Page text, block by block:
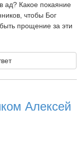
ад? Какое покаяние
чтобы Бог
прощение за эти
Алексей